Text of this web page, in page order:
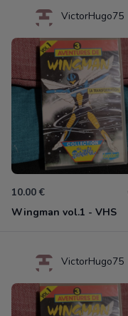
VictorHugo75
10.00 €
Wingman vol.1 - VHS
VictorHugo75